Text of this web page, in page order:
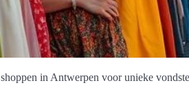
shoppen in Antwerpen voor unieke